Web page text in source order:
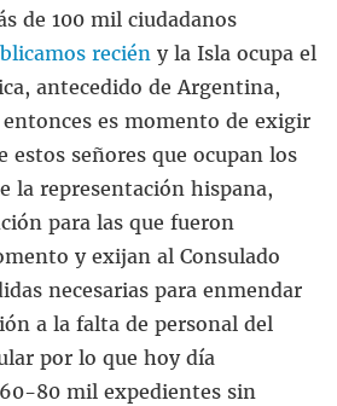
de 100 mil ciudadanos
recién y la Isla ocupa el
antecedido de Argentina,
es momento de exigir
estos señores que ocupan los
la representación hispana,
para las que fueron
y exijan al Consulado
necesarias para enmendar
a la falta de personal del
por lo que hoy día
80 mil expedientes sin